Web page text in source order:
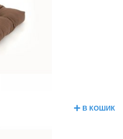
В КОШИК